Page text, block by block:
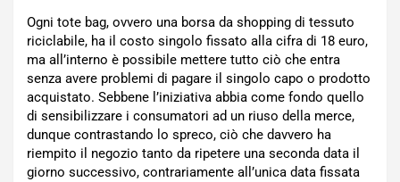
Ogni tote bag, ovvero una borsa da shopping di tessuto
riciclabile, ha il costo singolo fissato alla cifra di 18 euro,
ma all’interno è possibile mettere tutto ciò che entra
senza avere problemi di pagare il singolo capo o prodotto
acquistato. Sebbene l’iniziativa abbia come fondo quello
di sensibilizzare i consumatori ad un riuso della merce,
dunque contrastando lo spreco, ciò che davvero ha
riempito il negozio tanto da ripetere una seconda data il
giorno successivo, contrariamente all’unica data fissata